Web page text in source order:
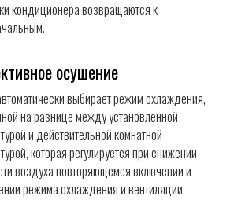
кондиционера возвращаются к
осушение
выбирает режим охлаждения,
на разнице между установленной
и действительной комнатной
которая регулируется при снижении
воздуха повторяющемся включении и
режима охлаждения и вентиляции.